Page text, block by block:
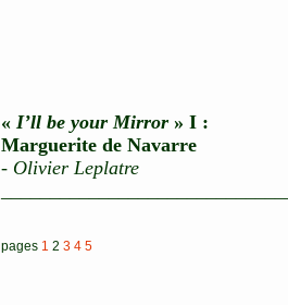
« I’ll be your Mirror» I :
Marguerite de Navarre
- Olivier Leplatre
pages 1 2 3 4 5